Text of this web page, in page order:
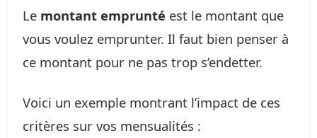
Le montant emprunté est le montant que
vous voulez emprunter. Il faut bien penser à
ce montant pour ne pas trop s’endetter.
Voici un exemple montrant l’impact de ces
critères sur vos mensualités :